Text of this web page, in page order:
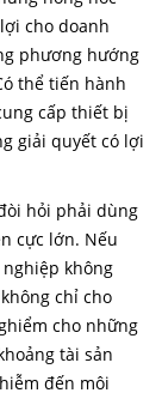
cho doanh
phương hướng
thể tiến hành
cấp thiết bị
giải quyết có lợi
hỏi phải dùng
cực lớn. Nếu
không
chỉ cho
cho những
tài sản
đến môi